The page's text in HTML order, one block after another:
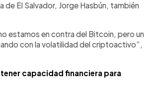
El Salvador, Jorge Hasbún, también
estamos en contra del Bitcoin, pero un
con la volatilidad del criptoactivo”,
capacidad financiera para